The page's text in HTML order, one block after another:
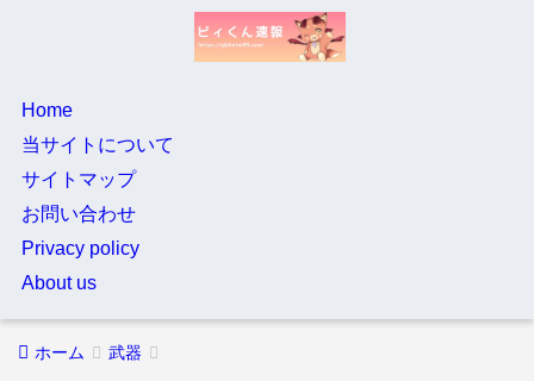
Home
当サイトについて
サイトマップ
お問い合わせ
Privacy policy
About us
ホーム 武器